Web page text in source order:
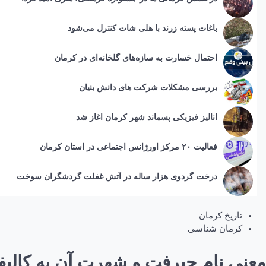
باغات پسته زرند با هلی شات کنترل می‌شود
احتمال خسارت به ساز‌ه‌های گلخانه‌ای در کرمان
بررسی مشکلات شرکت های دانش بنیان
آنالیز فیزیکی پسماند شهر کرمان آغاز شد
فعالیت ۲۰ مرکز اورژانس اجتماعی در استان کرمان
درخت گردوی هزار ساله در آتش غفلت گردشگران سوخت
تاریخ کرمان
کرمان شناسی
معنی نام جیرفت و شهرت آن به